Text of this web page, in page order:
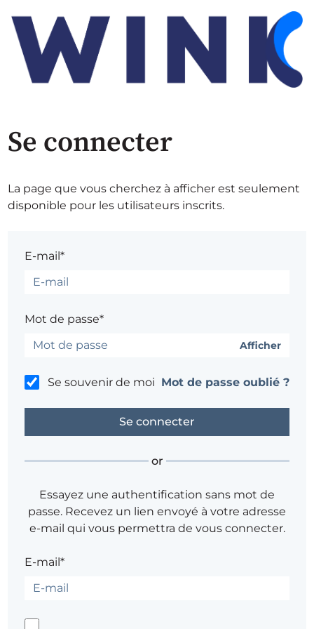
Se connecter
La page que vous cherchez à afficher est seulement
disponible pour les utilisateurs inscrits.
E-mail*
Mot de passe*
Afficher
Se souvenir de moi Mot de passe oublié ?
or
Essayez une authentification sans mot de
passe. Recevez un lien envoyé à votre adresse
e-mail qui vous permettra de vous connecter.
E-mail*